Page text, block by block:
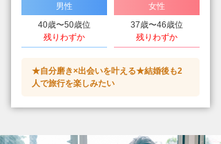
男性
40歳〜50歳位
残りわずか
女性
37歳〜46歳位
残りわずか
★自分磨き×出会いを叶える★結婚後も2
人で旅行を楽しみたい